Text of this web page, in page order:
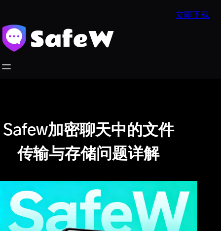
内
容
立即下载
Safew加密聊天中的文件
传输与存储问题详解